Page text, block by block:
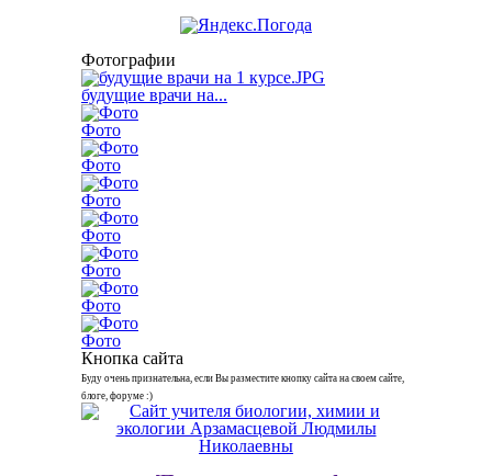
Фотографии
будущие врачи на...
Фото
Фото
Фото
Фото
Фото
Фото
Фото
Кнопка сайта
Буду очень признательна, если Вы разместите кнопку сайта на своем сайте,
блоге, форуме :)